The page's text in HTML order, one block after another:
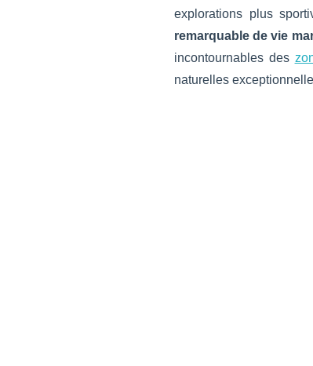
explorations plus
remarquable de vie
incontournables des
naturelles